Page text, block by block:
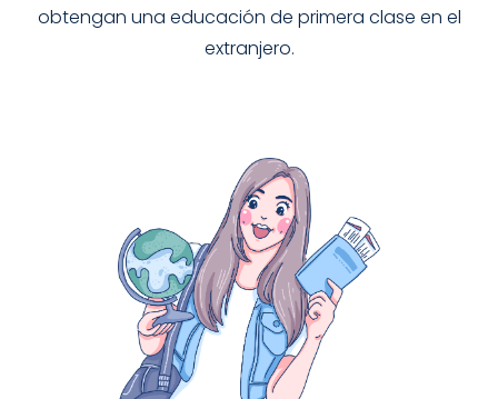
obtengan una educación de primera clase en el
extranjero.